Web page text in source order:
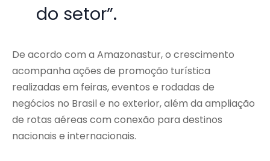
do setor”.
De acordo com a Amazonastur, o crescimento
acompanha ações de promoção turística
realizadas em feiras, eventos e rodadas de
negócios no Brasil e no exterior, além da ampliação
de rotas aéreas com conexão para destinos
nacionais e internacionais.